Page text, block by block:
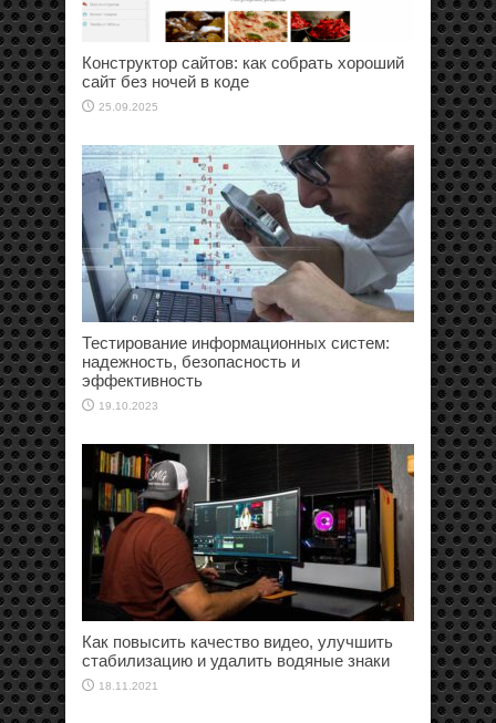
Конструктор сайтов: как собрать хороший
сайт без ночей в коде
25.09.2025
Тестирование информационных систем:
надежность, безопасность и
эффективность
19.10.2023
Как повысить качество видео, улучшить
стабилизацию и удалить водяные знаки
18.11.2021